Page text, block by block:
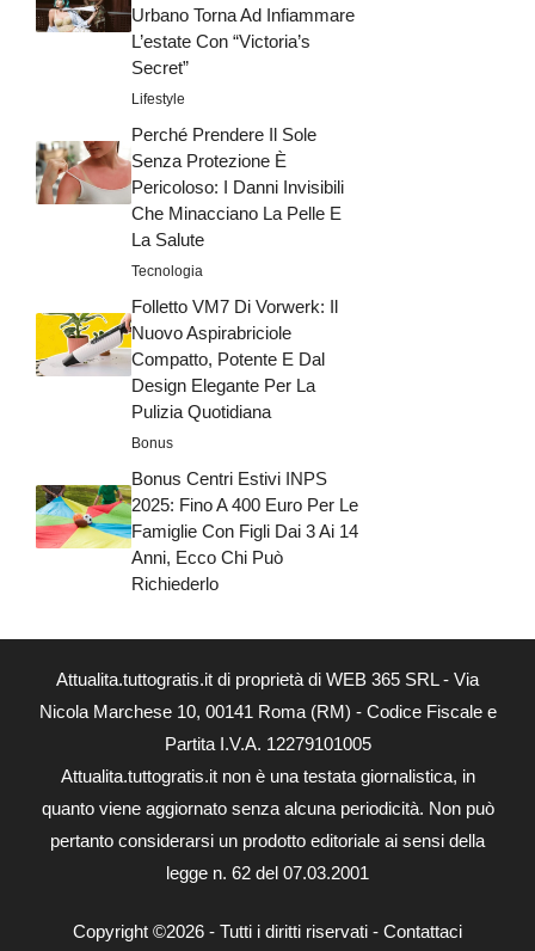
Urbano Torna Ad Infiammare
L’estate Con “Victoria’s
Secret”
Lifestyle
Perché Prendere Il Sole
Senza Protezione È
Pericoloso: I Danni Invisibili
Che Minacciano La Pelle E
La Salute
Tecnologia
Folletto VM7 Di Vorwerk: Il
Nuovo Aspirabriciole
Compatto, Potente E Dal
Design Elegante Per La
Pulizia Quotidiana
Bonus
Bonus Centri Estivi INPS
2025: Fino A 400 Euro Per Le
Famiglie Con Figli Dai 3 Ai 14
Anni, Ecco Chi Può
Richiederlo
Attualita.tuttogratis.it di proprietà di WEB 365 SRL - Via
Nicola Marchese 10, 00141 Roma (RM) - Codice Fiscale e
Partita I.V.A. 12279101005
Attualita.tuttogratis.it non è una testata giornalistica, in
quanto viene aggiornato senza alcuna periodicità. Non può
pertanto considerarsi un prodotto editoriale ai sensi della
legge n. 62 del 07.03.2001
Copyright ©2026 - Tutti i diritti riservati - Contattaci